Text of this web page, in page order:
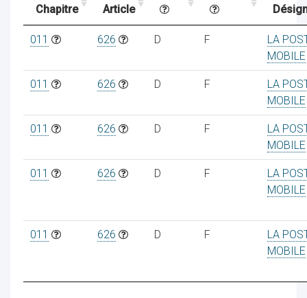
Chapitre Article
011 626 D F
LA
MOBILE
011 626 D F
LA
MOBILE
011 626 D F
LA
MOBILE
011 626 D F
LA
MOBILE
011 626 D F
LA
MOBILE